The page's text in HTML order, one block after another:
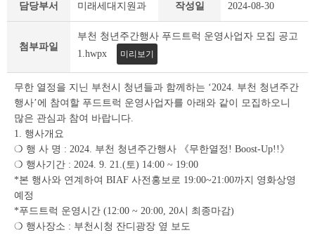
조
회
이
블
담당부서 미래세대지원과 작성일 2024-08-30
첨부파일
부천 청년주간행사 푸드트럭 운영사업자 모집 공고
1.hwpx
미리보기
무한 열정을 지닌 부천시 청년들과 함께하는 ‘2024. 부천 청년주간
행사’에 참여할 푸드트럭 운영사업자를 아래와 같이 모집하오니
많은 관심과 참여 바랍니다.
1. 행사개요
❍ 행 사 명 : 2024. 부천 청년주간행사 《무한열정! Boost-Up!!》
❍ 행사기간 : 2024. 9. 21.(토) 14:00 ~ 19:00
*본 행사와 연계하여 BIAF 사전홍보로 19:00~21:00까지 영화상영
예정
*푸드트럭 운영시간 (12:00 ~ 20:00, 20시 최종마감)
❍ 행사장소 : 부천시청 잔디광장 옆 보도